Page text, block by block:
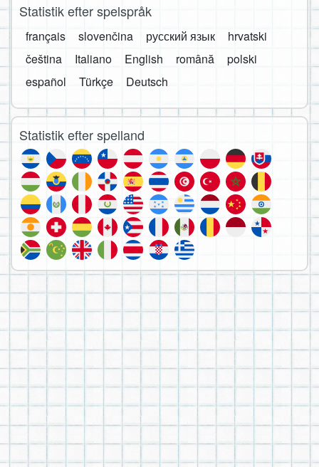
Statistik efter spelspråk
français slovenčina русский язык
hrvatski
čeština
Italiano English română
polski
español
Türkçe Deutsch
Statistik efter spelland